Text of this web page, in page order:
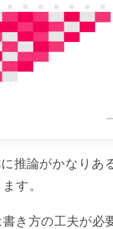
推論がかなりあ
す。
き方の工夫が必